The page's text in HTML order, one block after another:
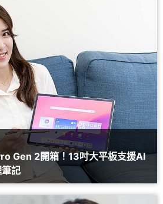
Gen 2開箱！13吋大平板支援AI
記